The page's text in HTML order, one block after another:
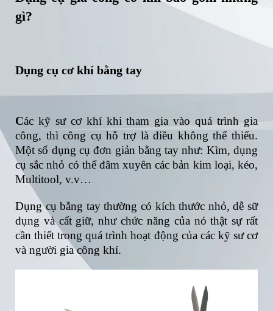
gì?
Dụng cụ cơ khí bằng tay
Các kỹ sư cơ khí khi tham gia vào quá trình gia
công, thì công cụ hỗ trợ là điều không thể thiếu.
Một số dụng cụ đơn giản bằng tay như: Kìm, dụng
cụ sắc nhỏ có thể đâm xuyên các bản kim loại, kéo,
Multitool, v.v…
Dụng cụ bằng tay thường có kích thước nhỏ, dễ sữ
dụng và cất giữ, như chức năng của nó thật sự rất
cần thiết trong quá trình hoạt động của các kỹ sư cơ
và người gia công khí.